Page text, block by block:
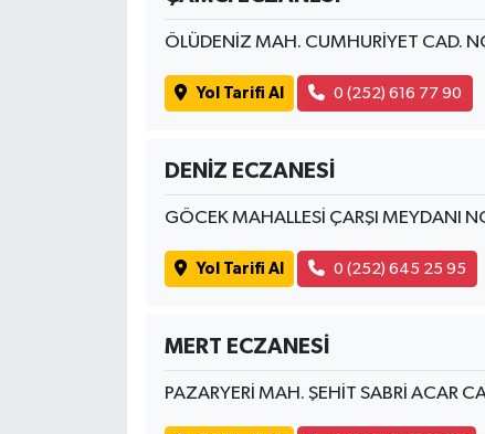
ÖLÜDENİZ MAH. CUMHURİYET CAD.
Yol Tarifi Al 0 (252) 616 77 90
DENİZ ECZANESİ
GÖCEK MAHALLESİ ÇARŞI MEYDANI
Yol Tarifi Al 0 (252) 645 25 95
MERT ECZANESİ
PAZARYERİ MAH. ŞEHİT SABRİ ACAR